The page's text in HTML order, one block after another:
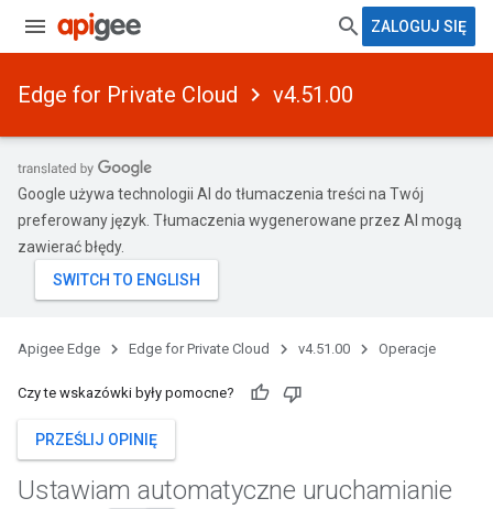
ZALOGUJ SIĘ
Edge for Private Cloud v4.51.00
Google używa technologii AI do tłumaczenia treści na Twój
preferowany język. Tłumaczenia wygenerowane przez AI mogą
zawierać błędy.
Apigee Edge Edge for Private Cloud v4.51.00 Operacje
Czy te wskazówki były pomocne?
PRZEŚLIJ OPINIĘ
Ustawiam automatyczne uruchamianie